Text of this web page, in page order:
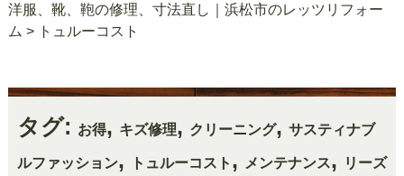
洋服、靴、鞄の修理、寸法直し｜浜松市のレッツリフォー
ム > トュルーコスト
タグ: お得, キズ修理, クリーニング, サスティナブ
ルファッション, トュルーコスト , メンテナンス, リーズ